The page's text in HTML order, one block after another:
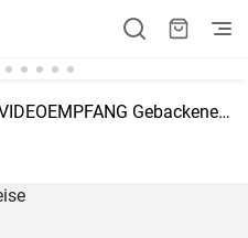
VIDEOEMPFANG Gebackener Feta Käse Vorspeise